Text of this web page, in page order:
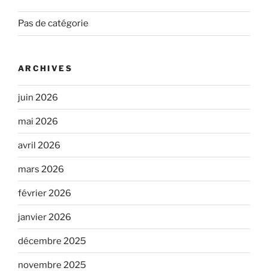
Pas de catégorie
ARCHIVES
juin 2026
mai 2026
avril 2026
mars 2026
février 2026
janvier 2026
décembre 2025
novembre 2025